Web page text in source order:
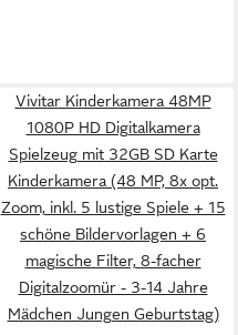
Vivitar Kinderkamera 48MP
1080P HD Digitalkamera
Spielzeug mit 32GB SD Karte
Kinderkamera (48 MP, 8x opt.
Zoom, inkl. 5 lustige Spiele + 15
schöne Bildervorlagen + 6
magische Filter, 8-facher
Digitalzoomür - 3-14 Jahre
Mädchen Jungen Geburtstag)